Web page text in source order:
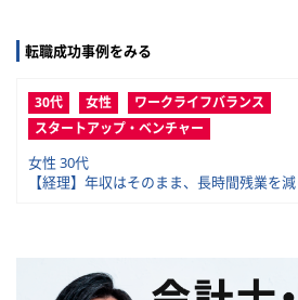
転職成功事例をみる
30代 女性
ワークライフバランス
スタートアップ・ベンチャー
女性 30代
【経理】年収はそのまま、長時間残業を